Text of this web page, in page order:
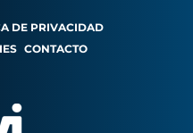
DE PRIVACIDAD
CONTACTO